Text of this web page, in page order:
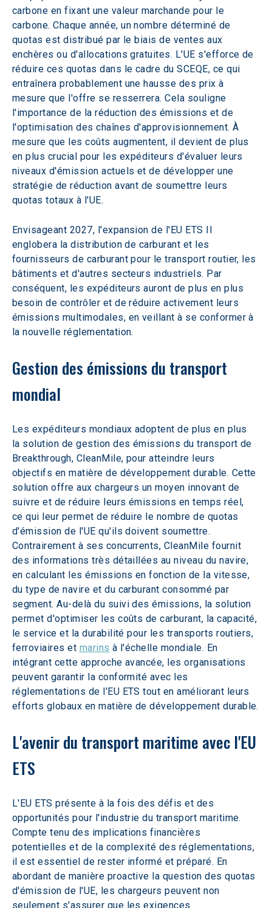
carbone en fixant une valeur marchande pour le
carbone. Chaque année, un nombre déterminé de
quotas est distribué par le biais de ventes aux
enchères ou d'allocations gratuites. L'UE s'efforce de
réduire ces quotas dans le cadre du SCEQE, ce qui
entraînera probablement une hausse des prix à
mesure que l'offre se resserrera. Cela souligne
l'importance de la réduction des émissions et de
l'optimisation des chaînes d'approvisionnement. À
mesure que les coûts augmentent, il devient de plus
en plus crucial pour les expéditeurs d'évaluer leurs
niveaux d'émission actuels et de développer une
stratégie de réduction avant de soumettre leurs
quotas totaux à l'UE.
Envisageant 2027, l'expansion de l'EU ETS II
englobera la distribution de carburant et les
fournisseurs de carburant pour le transport routier, les
bâtiments et d'autres secteurs industriels. Par
conséquent, les expéditeurs auront de plus en plus
besoin de contrôler et de réduire activement leurs
émissions multimodales, en veillant à se conformer à
la nouvelle réglementation.
Gestion des émissions du transport
mondial
Les expéditeurs mondiaux adoptent de plus en plus
la solution de gestion des émissions du transport de
Breakthrough, CleanMile, pour atteindre leurs
objectifs en matière de développement durable. Cette
solution offre aux chargeurs un moyen innovant de
suivre et de réduire leurs émissions en temps réel,
ce qui leur permet de réduire le nombre de quotas
d'émission de l'UE qu'ils doivent soumettre.
Contrairement à ses concurrents, CleanMile fournit
des informations très détaillées au niveau du navire,
en calculant les émissions en fonction de la vitesse,
du type de navire et du carburant consommé par
segment. Au-delà du suivi des émissions, la solution
permet d'optimiser les coûts de carburant, la capacité,
le service et la durabilité pour les transports routiers,
ferroviaires et marins à l'échelle mondiale. En
intégrant cette approche avancée, les organisations
peuvent garantir la conformité avec les
réglementations de l'EU ETS tout en améliorant leurs
efforts globaux en matière de développement durable.
L'avenir du transport maritime avec l'EU
ETS
L'EU ETS présente à la fois des défis et des
opportunités pour l'industrie du transport maritime.
Compte tenu des implications financières
potentielles et de la complexité des réglementations,
il est essentiel de rester informé et préparé. En
abordant de manière proactive la question des quotas
d'émission de l'UE, les chargeurs peuvent non
seulement s'assurer que les exigences